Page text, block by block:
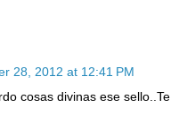
28, 2012 at 12:41 PM
cosas divinas ese sello..Te